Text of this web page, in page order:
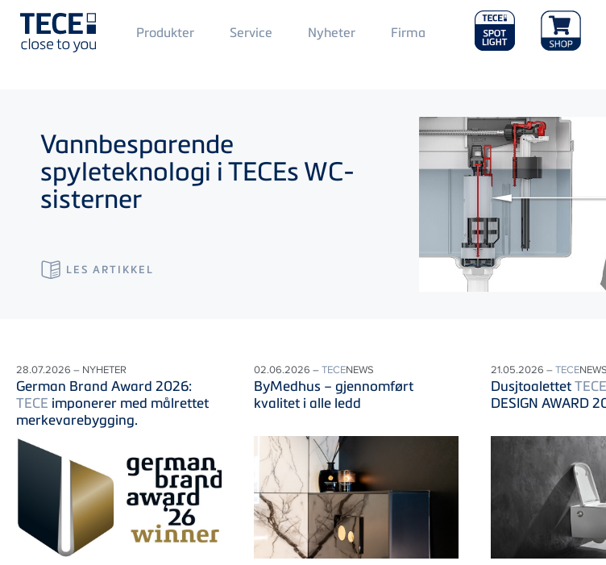
Main
Menü
Produkter Service Nyheter Main
Menu
Firma
Vannbesparende
spyleteknologi iTECEs WC-
sisterner
LES ARTIKKEL
28.07.2026 – NYHETER
German Brand Award 2026:
TECE imponerer med målrettet
merkevarebygging.
02.06.2026 –TECENEWS
ByMedhus – gjennomført
kvalitet i alle ledd
21.05.2026 –TECENEWS
DusjtoalettetTECE
DESIGN AWARD